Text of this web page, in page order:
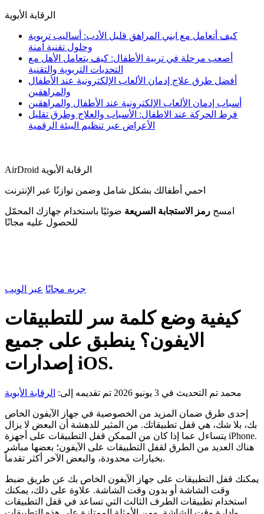
الرقابة الأبوية
كيف أتعامل مع ابني المراهق قليل الأدب: أساليب تربوية
وحلول تقنية آمنة
أصعب مرحلة في تربية الأطفال: كيف يتعامل الأهل مع
التحديات التربوية والتقنية
أفضل طرق علاج إدمان الألعاب الإلكترونية عند الأطفال
والمراهقين
أسباب إدمان الألعاب الإلكترونية عند الأطفال والمراهقين
فرط الحركة عند الاطفال: الأسباب والعلاج وطرق تقليل
الأعراض عبر تنظيم البيئة الرقمية
AirDroid الرقابة الأبوية
احمي أطفالك بشكل شامل وضمن توازنًا عبر الإنترنت
امسح رمز الاستجابة السريعة ضوئيًا باستخدام جهازك المحمّل
للحصول عليه مجانًا
جربه مجانًا عبر الويب
كيفية وضع كلمة سر للتطبيقات
الايفون؟ ينطبق على جميع
إصدارات iOS.
محمد تم التحديث في 3 يونيو 2026 تم تقديمه إلى: الرقابة الأبوية
إحدى طرق ضمان المزيد من الخصوصية في جهاز الآيفون الخاص
بك، بلا شك، هي قفل تطبيقاتك. من المثير للدهشة أن البعض لا يزال
يتساءل عما إذا كان من الممكن قفل التطبيقات على أجهزة iPhone.
هناك العديد من الطرق لقفل التطبيقات على الآيفون؛ بعضها مباشر
بخيارات محدودة، والبعض الآخر أكثر تقدماً.
يمكنك قفل التطبيقات على جهاز الآيفون الخاص بك عن طريق ضبط
وقت الشاشة أو بدون وقت الشاشة. علاوة على ذلك، يمكنك
استخدام تطبيقات الطرف الثالث التي تساعد في قفل التطبيقات